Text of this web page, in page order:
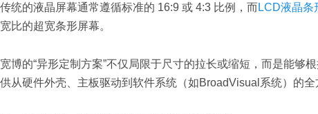
传统的液晶屏幕通常遵循标准的 16:9 或 4:3 比例，而 LCD液晶条
宽比的超宽条形屏幕。
宽博的“异形定制方案”不仅局限于尺寸的拉长或缩短，而是能够
供从硬件外壳、主板驱动到软件系统（如BroadVisual系统）的